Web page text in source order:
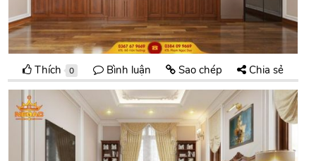
Thích 0 Bình luận Sao chép Chia sẻ